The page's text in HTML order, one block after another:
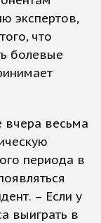
экспертов,
что
болевые
весьма
периода в
– Если у
выиграть в